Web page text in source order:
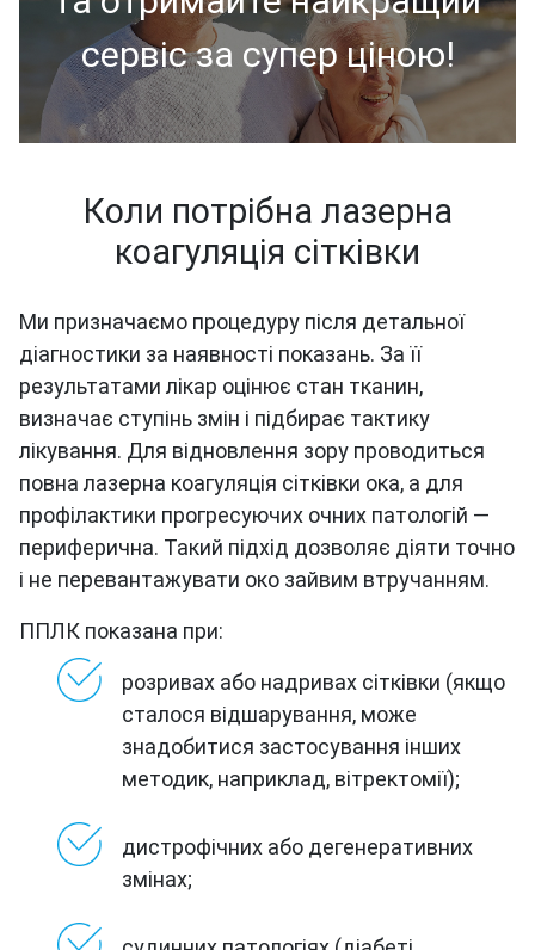
сервіс за супер ціною!
Коли потрібна лазерна
коагуляція сітківки
Ми призначаємо процедуру після детальної
діагностики за наявності показань. За її
результатами лікар оцінює стан тканин,
визначає ступінь змін і підбирає тактику
лікування. Для відновлення зору проводиться
повна лазерна коагуляція сітківки ока, а для
профілактики прогресуючих очних патологій —
периферична. Такий підхід дозволяє діяти точно
і не перевантажувати око зайвим втручанням.
ППЛК показана при:
розривах або надривах сітківки (якщо
сталося відшарування, може
знадобитися застосування інших
методик, наприклад, вітректомії);
дистрофічних або дегенеративних
змінах;